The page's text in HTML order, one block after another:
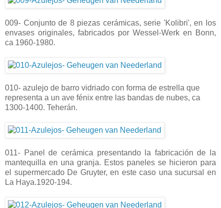
009- Conjunto de 8 piezas cerámicas, serie 'Kolibri', en los
envases originales, fabricados por Wessel-Werk en Bonn,
ca 1960-1980.
010- azulejo de barro vidriado con forma de estrella que
representa a un ave fénix entre las bandas de nubes, ca
1300-1400. Teherán.
011- Panel de cerámica presentando la fabricación de la
mantequilla en una granja. Estos paneles se hicieron para
el supermercado De Gruyter, en este caso una sucursal en
La Haya.1920-194.